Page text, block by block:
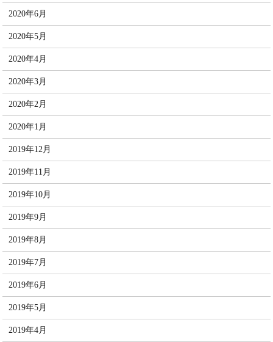
2020年6月
2020年5月
2020年4月
2020年3月
2020年2月
2020年1月
2019年12月
2019年11月
2019年10月
2019年9月
2019年8月
2019年7月
2019年6月
2019年5月
2019年4月